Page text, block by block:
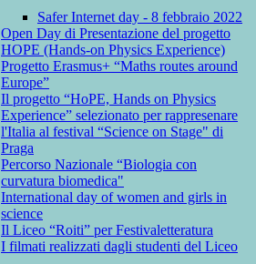
Safer Internet day - 8 febbraio 2022
Open Day di Presentazione del progetto
HOPE (Hands-on Physics Experience)
Progetto Erasmus+ “Maths routes around
Europe”
Il progetto “HoPE, Hands on Physics
Experience” selezionato per rappresenare
l'Italia al festival “Science on Stage" di
Praga
Percorso Nazionale “Biologia con
curvatura biomedica"
International day of women and girls in
science
Il Liceo “Roiti” per Festivaletteratura
I filmati realizzati dagli studenti del Liceo